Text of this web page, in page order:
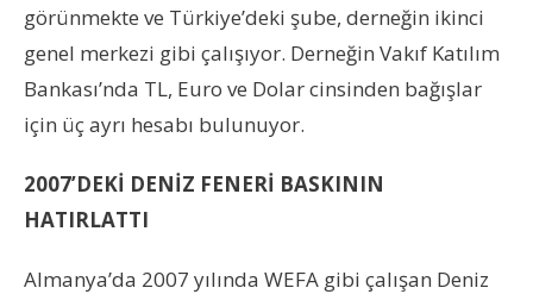
görünmekte ve Türkiye’deki şube, derneğin ikinci
genel merkezi gibi çalışıyor. Derneğin Vakıf Katılım
Bankası’nda TL, Euro ve Dolar cinsinden bağışlar
için üç ayrı hesabı bulunuyor.
2007’DEKİ DENİZ FENERİ BASKININ
HATIRLATTI
Almanya’da 2007 yılında WEFA gibi çalışan Deniz